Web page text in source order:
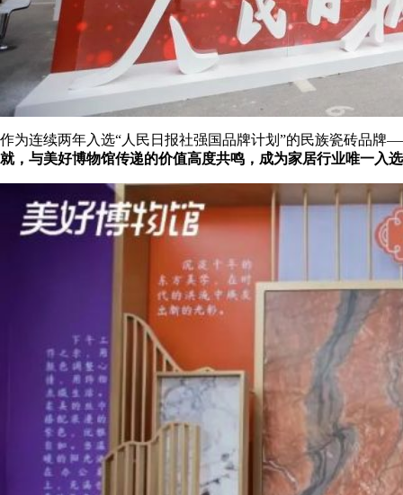
作为连续两年入选“人民日报社强国品牌计划”的民族瓷砖品牌
就，与美好博物馆传递的价值高度共鸣，成为家居行业唯一入